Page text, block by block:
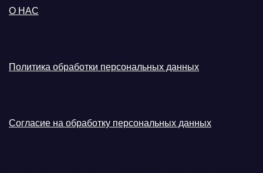
О НАС
Политика обработки персональных данных
Согласие на обработку персональных данных